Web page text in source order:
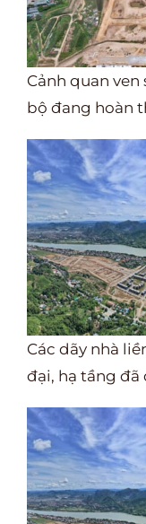
Cảnh quan
bộ đang hoàn
Các dãy nhà
đại, hạ tầng đã